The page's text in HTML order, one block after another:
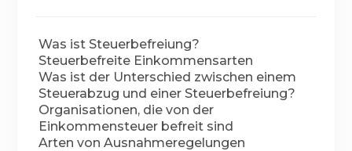
Was ist Steuerbefreiung?
Steuerbefreite Einkommensarten
Was ist der Unterschied zwischen einem
Steuerabzug und einer Steuerbefreiung?
Organisationen, die von der
Einkommensteuer befreit sind
Arten von Ausnahmeregelungen